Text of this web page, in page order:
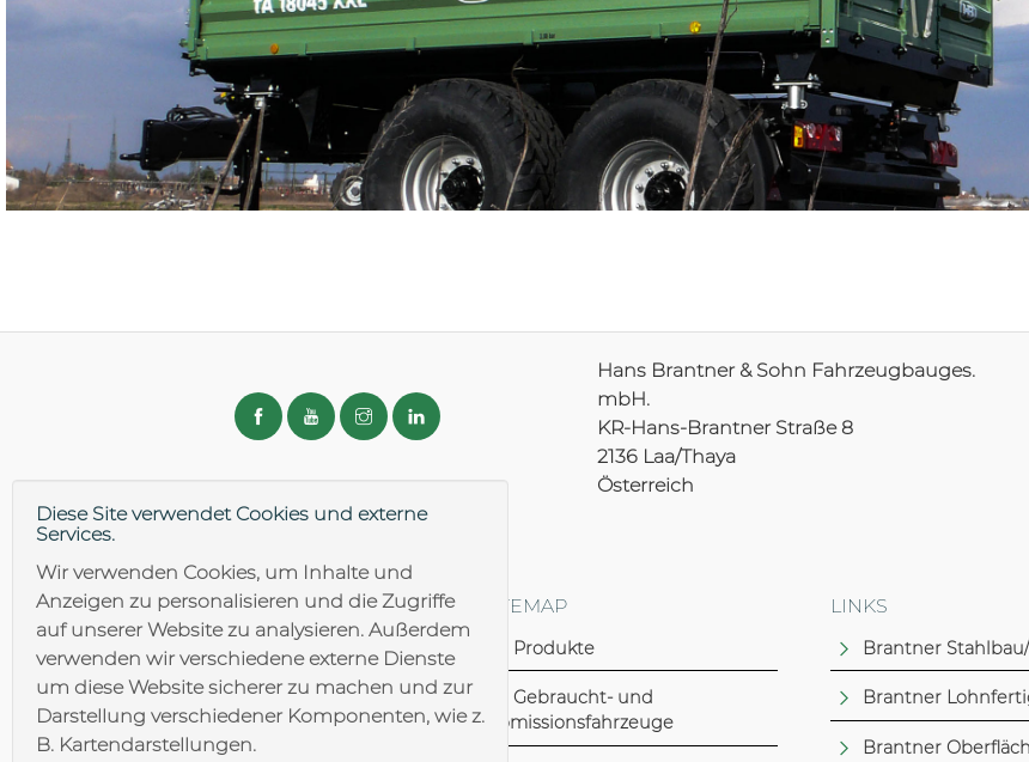
Hans Brantner & Sohn Fahrzeugbauges.
mbH.
KR-Hans-Brantner Straße 8
2136 Laa/Thaya
Österreich
DOWNLOAD & LOGIN
Download/Infomaterial
Folder
Login Händler/Vertreter
SITEMAP
Produkte
Gebraucht- und
Komissionsfahrzeuge
LINKS
Brantner
Brantner
Brantner
Diese Site verwendet Cookies und externe
Services.
Wir verwenden Cookies, um Inhalte und
Anzeigen zu personalisieren und die Zugriffe
auf unserer Website zu analysieren. Außerdem
verwenden wir verschiedene externe Dienste
um diese Website sicherer zu machen und zur
Darstellung verschiedener Komponenten, wie z.
B. Kartendarstellungen.